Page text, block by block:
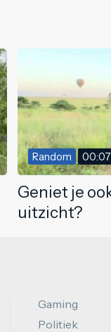
Random 00:07
Geniet je
uitzicht?
Gaming
Politiek